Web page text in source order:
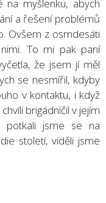
myšlenku, abych
a řešení problémů
Ovšem z osmdesáti
To mi pak paní
že jsem jí měl
se nesmířil, kdyby
v kontaktu, i když
brigádničil v jejím
potkali jsme se na
století, viděli jsme